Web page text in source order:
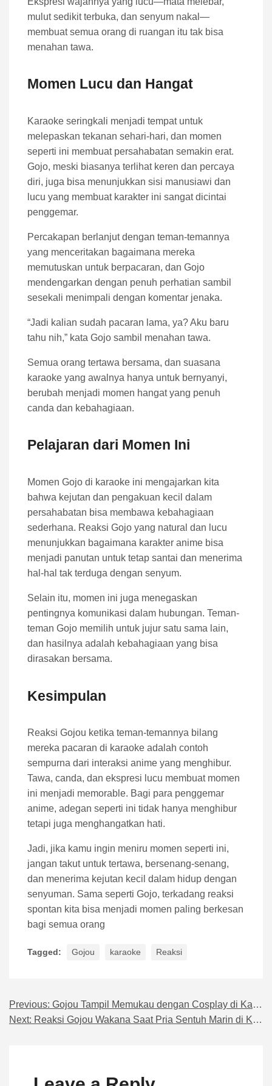
mulut sedikit terbuka, dan senyum nakal—
membuat semua orang di ruangan itu tak bisa
menahan tawa.
Momen Lucu dan Hangat
Karaoke seringkali menjadi tempat untuk
melepaskan tekanan sehari-hari, dan momen
seperti ini membuat persahabatan semakin erat.
Gojo, meski biasanya terlihat keren dan percaya
diri, juga bisa menunjukkan sisi manusiawi dan
lucu yang membuat karakter ini sangat dicintai
penggemar.
Percakapan berlanjut dengan teman-temannya
yang menceritakan bagaimana mereka
memutuskan untuk berpacaran, dan Gojo
mendengarkan dengan penuh perhatian sambil
sesekali menimpali dengan komentar jenaka.
“Jadi kalian sudah pacaran lama, ya? Aku baru
tahu nih,” kata Gojo sambil menahan tawa.
Semua orang tertawa bersama, dan suasana
karaoke yang awalnya hanya untuk bernyanyi,
berubah menjadi momen hangat yang penuh
canda dan kebahagiaan.
Pelajaran dari Momen Ini
Momen Gojo di karaoke ini mengajarkan kita
bahwa kejutan dan pengakuan kecil dalam
persahabatan bisa membawa kebahagiaan
sederhana. Reaksi Gojo yang natural dan lucu
menunjukkan bagaimana karakter anime bisa
menjadi panutan untuk tetap santai dan menerima
hal-hal tak terduga dengan senyum.
Selain itu, momen ini juga menegaskan
pentingnya komunikasi dalam hubungan. Teman-
teman Gojo memilih untuk jujur satu sama lain,
dan hasilnya adalah kebahagiaan yang bisa
dirasakan bersama.
Kesimpulan
Reaksi Gojou ketika teman-temannya bilang
mereka pacaran di karaoke adalah contoh
sempurna dari interaksi anime yang menghibur.
Tawa, canda, dan ekspresi lucu membuat momen
ini menjadi memorable. Bagi para penggemar
anime, adegan seperti ini tidak hanya menghibur
tetapi juga menghangatkan hati.
Jadi, jika kamu ingin meniru momen seperti ini,
jangan takut untuk tertawa, bersenang-senang,
dan menerima kejutan kecil dalam hidup dengan
senyuman. Sama seperti Gojo, terkadang reaksi
spontan kita bisa menjadi momen paling berkesan
bagi semua orang
Tagged: Gojou karaoke Reaksi
Navigasi pos
Previous: Gojou Tampil Memukau dengan Cosplay di Karaoke Bersama Marin
Next: Reaksi Gojou Wakana Saat Pria Sentuh Marin di Karaoke